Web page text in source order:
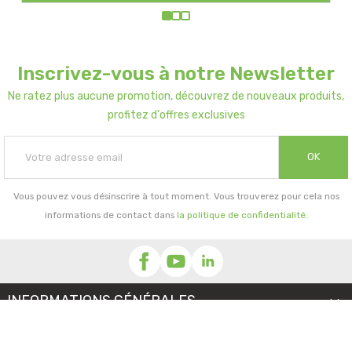
Inscrivez-vous à notre Newsletter
Ne ratez plus aucune promotion, découvrez de nouveaux produits,
profitez d'offres exclusives
OK
Vous pouvez vous désinscrire à tout moment. Vous trouverez pour cela nos
informations de contact dans la politique de confidentialité.
INFORMATIONS GÉNÉRALES 